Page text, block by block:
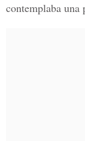
contemplaba una